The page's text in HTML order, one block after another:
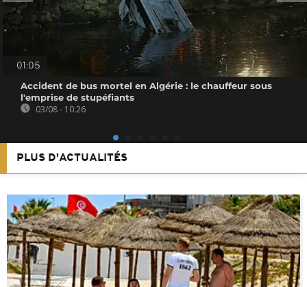
01:05
Accident de bus mortel en Algérie : le chauffeur sous
l'emprise de stupéfiants
03/08 - 10:26
PLUS D'ACTUALITÉS